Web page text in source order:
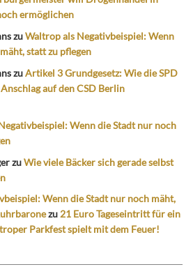
ermöglichen
zuWaltrop als Negativbeispiel: Wenn
statt zu pflegen
zuArtikel 3 Grundgesetz: Wie die SPD
auf den CSD Berlin
Wenn die Stadt nur noch
zuWie viele Bäcker sich gerade selbst
Wenn die Stadt nur noch mäht,
zu 21 Euro Tageseintritt für ein
Parkfest spielt mit dem Feuer!